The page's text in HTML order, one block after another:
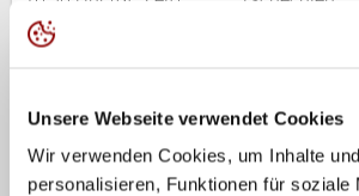
Unsere Webseite verwendet Cookies
Wir verwenden Cookies, um Inhalte
personalisieren, Funktionen für soziale
Samstag, 11. Juli, 20
Uhr (dt. Zeit)
Deutschland
Serbien